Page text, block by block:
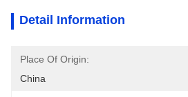
Detail Information
Place Of Origin:
China